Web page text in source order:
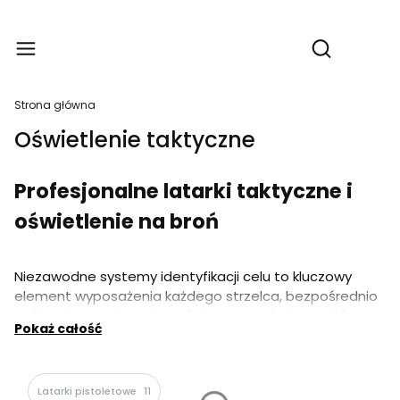
Otwórz
Strona główna
Oświetlenie taktyczne
Profesjonalne latarki taktyczne i
oświetlenie na broń
Niezawodne systemy identyfikacji celu to kluczowy
element wyposażenia każdego strzelca, bezpośrednio
prowadzenia ognia w warunkach ograniczonej
profesjonalne źródła światła generujące strumienie o
wysokiej gęstości skupienia, odporne na potężne
Pokaż całość
Latarki pistoletowe 11